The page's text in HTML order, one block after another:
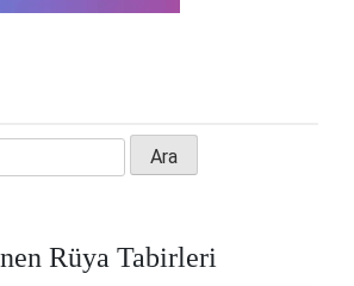
Rüya Tabirleri